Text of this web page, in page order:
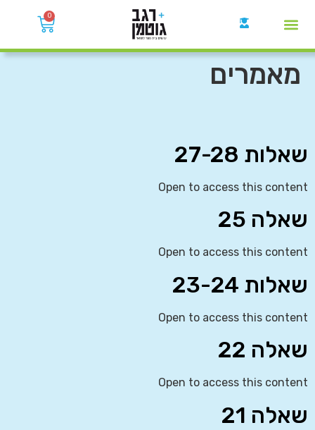
0
מאמרים
שאלות 27-28
Open to access this content
שאלה 25
Open to access this content
שאלות 23-24
Open to access this content
שאלה 22
Open to access this content
שאלה 21